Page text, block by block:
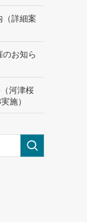
（詳細案
のお知ら
河津桜
施）